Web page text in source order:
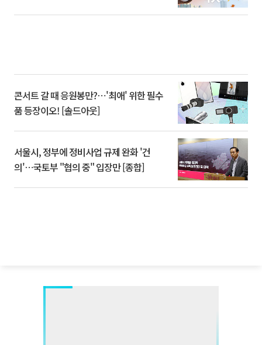
콘서트 갈 때 응원봉만?⋯'최애' 위한 필수
품 등장이오! [솔드아웃]
서울시, 정부에 정비사업 규제 완화 '건
의'⋯국토부 "협의 중" 입장만 [종합]